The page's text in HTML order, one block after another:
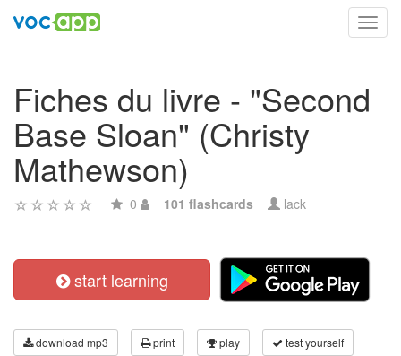
Fiches du livre - "Second
Base Sloan" (Christy
Mathewson)
0 101 flashcards lack
start learning
download mp3 print play test yourself